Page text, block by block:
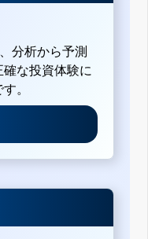
分析から予測
な投資体験に
。